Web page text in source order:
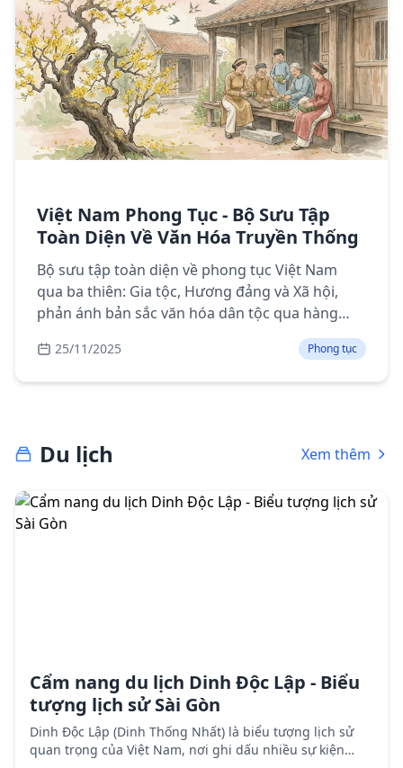
Việt Nam Phong Tục - Bộ Sưu Tập
Toàn Diện Về Văn Hóa Truyền Thống
Bộ sưu tập toàn diện về phong tục Việt Nam
qua ba thiên: Gia tộc, Hương đảng và Xã hội,
phản ánh bản sắc văn hóa dân tộc qua hàng
25/11/2025 Phong tục
Du lịch Xem thêm
Cẩm nang du lịch Dinh Độc Lập - Biểu
tượng lịch sử Sài Gòn
Dinh Độc Lập (Dinh Thống Nhất) là biểu tượng lịch sử
quan trọng của Việt Nam, nơi ghi dấu nhiều sự kiện